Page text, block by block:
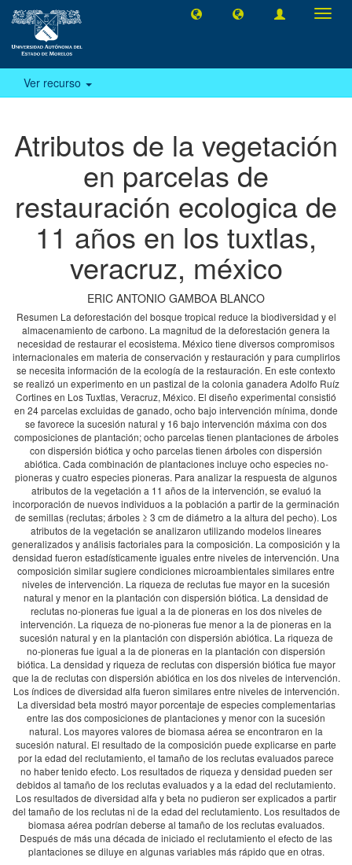
Ver recurso
Atributos de la vegetación
en parcelas de
restauración ecologica de
11 años en los tuxtlas,
veracruz, méxico
ERIC ANTONIO GAMBOA BLANCO
Resumen La deforestación del bosque tropical reduce la biodiversidad y el
almacenamiento de carbono. La magnitud de la deforestación genera la
necesidad de restaurar el ecosistema. México tiene diversos compromisos
internacionales em materia de conservación y restauración y para cumplirlos
se necesita información de la ecología de la restauración. En este contexto
se realizó un experimento en un pastizal de la colonia ganadera Adolfo Ruíz
Cortines en Los Tuxtlas, Veracruz, México. El diseño experimental consistió
en 24 parcelas excluidas de ganado, ocho bajo intervención mínima, donde
se favorece la sucesión natural y 16 bajo intervención máxima con dos
composiciones de plantación; ocho parcelas tienen plantaciones de árboles
con dispersión biótica y ocho parcelas tienen árboles con dispersión
abiótica. Cada combinación de plantaciones incluye ocho especies no-
pioneras y cuatro especies pioneras. Para analizar la respuesta de algunos
atributos de la vegetación a 11 años de la intervención, se evaluó la
incorporación de nuevos individuos a la población a partir de la germinación
de semillas (reclutas; árboles ≥ 3 cm de diámetro a la altura del pecho). Los
atributos de la vegetación se analizaron utilizando modelos lineares
generalizados y análisis factoriales para la composición. La composición y la
densidad fueron estadísticamente iguales entre niveles de intervención. Una
composición similar sugiere condiciones microambientales similares entre
niveles de intervención. La riqueza de reclutas fue mayor en la sucesión
natural y menor en la plantación con dispersión biótica. La densidad de
reclutas no-pioneras fue igual a la de pioneras en los dos niveles de
intervención. La riqueza de no-pioneras fue menor a la de pioneras en la
sucesión natural y en la plantación con dispersión abiótica. La riqueza de
no-pioneras fue igual a la de pioneras en la plantación con dispersión
biótica. La densidad y riqueza de reclutas con dispersión biótica fue mayor
que la de reclutas con dispersión abiótica en los dos niveles de intervención.
Los índices de diversidad alfa fueron similares entre niveles de intervención.
La diversidad beta mostró mayor porcentaje de especies complementarias
entre las dos composiciones de plantaciones y menor con la sucesión
natural. Los mayores valores de biomasa aérea se encontraron en la
sucesión natural. El resultado de la composición puede explicarse en parte
por la edad del reclutamiento, el tamaño de los reclutas evaluados parece
no haber tenido efecto. Los resultados de riqueza y densidad pueden ser
debidos al tamaño de los reclutas evaluados y a la edad del reclutamiento.
Los resultados de diversidad alfa y beta no pudieron ser explicados a partir
del tamaño de los reclutas ni de la edad del reclutamiento. Los resultados de
biomasa aérea podrían deberse al tamaño de los reclutas evaluados.
Después de más una década de iniciado el reclutamiento el efecto de las
plantaciones se diluye en algunas variables más rápido que en otras.